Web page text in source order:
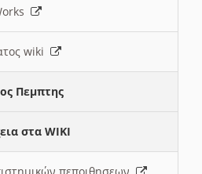
wiki
Πεμπτης
στα WIKI